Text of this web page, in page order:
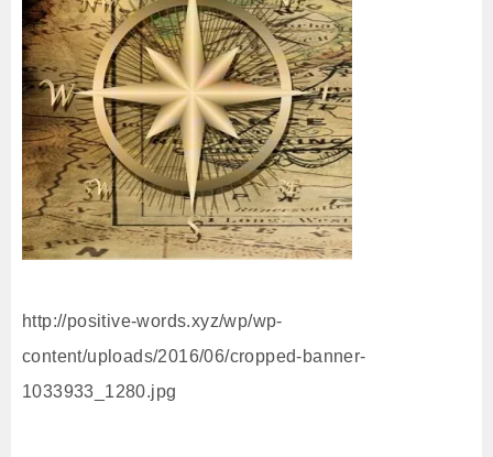
http://positive-words.xyz/wp/wp-
content/uploads/2016/06/cropped-banner-
1033933_1280.jpg